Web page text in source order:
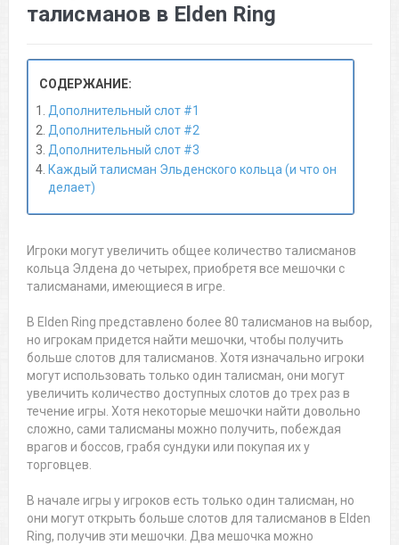
талисманов в Elden Ring
СОДЕРЖАНИЕ:
Дополнительный слот #1
Дополнительный слот #2
Дополнительный слот #3
Каждый талисман Эльденского кольца (и что он
делает)
Игроки могут увеличить общее количество талисманов
кольца Элдена до четырех, приобретя все мешочки с
талисманами, имеющиеся в игре.
В Elden Ring представлено более 80 талисманов на выбор,
но игрокам придется найти мешочки, чтобы получить
больше слотов для талисманов. Хотя изначально игроки
могут использовать только один талисман, они могут
увеличить количество доступных слотов до трех раз в
течение игры. Хотя некоторые мешочки найти довольно
сложно, сами талисманы можно получить, побеждая
врагов и боссов, грабя сундуки или покупая их у
торговцев.
В начале игры у игроков есть только один талисман, но
они могут открыть больше слотов для талисманов в Elden
Ring, получив эти мешочки. Два мешочка можно